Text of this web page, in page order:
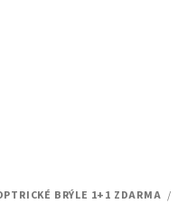
BRÝLE 1+1 ZDARMA /